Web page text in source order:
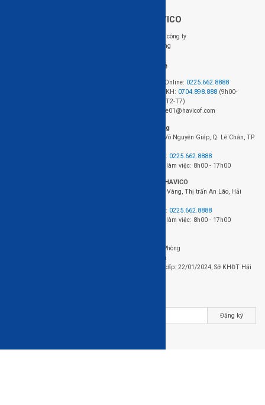
Về HAVICO
Giới thiệu công ty
Tuyển dụng
Liên hệ
Đặt hàng Online: 0225.662.8888
Hotline CSKH: 0704.898.888 (9h00-
18h00, từ T2-T7)
Email: sale01@havicof.com
Văn phòng
423+424 Võ Nguyên Giáp, Q. Lê Chân, TP.
Điện thoại: 0225.662.8888
Thời gian làm việc: 8h00 - 17h00
Nhà máy HAVICO
Chân Cầu Vàng, Thị trấn An Lão, Hải
Điện thoại: 0225.662.8888
Thời gian làm việc: 8h00 - 17h00
Địa chỉ: 423+424 Võ Nguyên Giáp, Q. Lê Chân, TP. Hải Phòng
Điện thoại: 0225.662.8888 - Email: sale01@havicof.com
Mã số thuế / Mã số doanh nghiệp: 0202229723, Ngày cấp: 22/01/2024, Sở KHĐT Hải
Đăng ký